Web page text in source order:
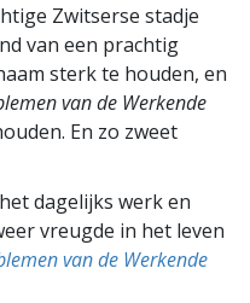
Zwitserse stadje
van een prachtig
sterk te houden, en
van de Werkende
En zo zweet
dagelijks werk en
vreugde in het leven
van de Werkende